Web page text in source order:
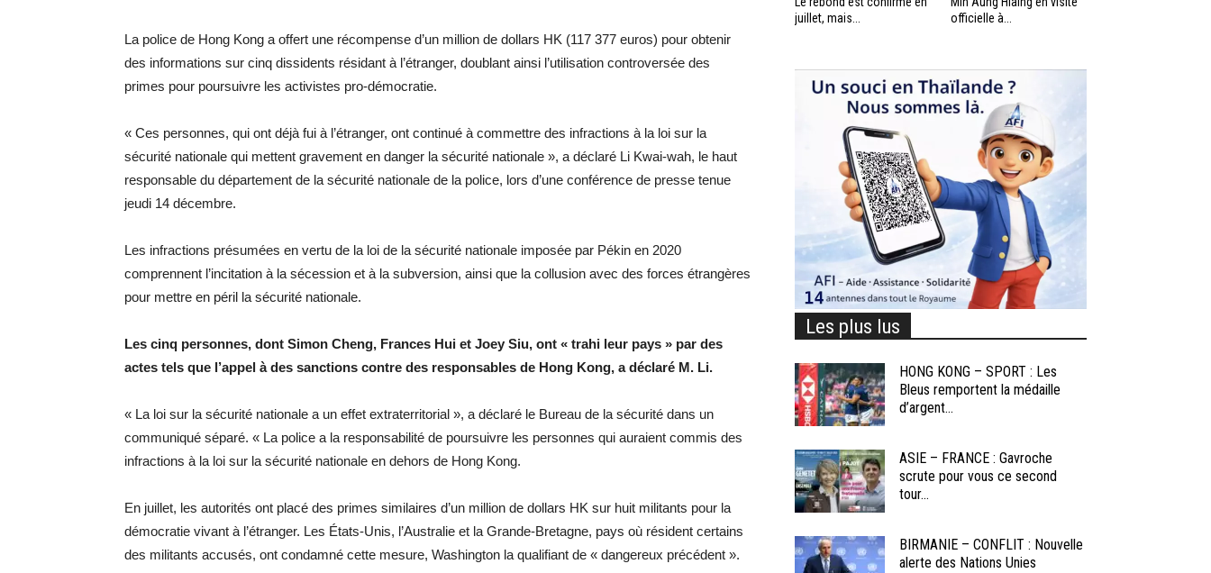
La police de Hong Kong a offert une récompense d’un million de dollars HK (117 377 euros) pour obtenir
des informations sur cinq dissidents résidant à l’étranger, doublant ainsi l’utilisation controversée des
primes pour poursuivre les activistes pro-démocratie.
« Ces personnes, qui ont déjà fui à l’étranger, ont continué à commettre des infractions à la loi sur la
sécurité nationale qui mettent gravement en danger la sécurité nationale », a déclaré Li Kwai-wah, le haut
responsable du département de la sécurité nationale de la police, lors d’une conférence de presse tenue
jeudi 14 décembre.
Les infractions présumées en vertu de la loi de la sécurité nationale imposée par Pékin en 2020
comprennent l’incitation à la sécession et à la subversion, ainsi que la collusion avec des forces étrangères
pour mettre en péril la sécurité nationale.
Les cinq personnes, dont Simon Cheng, Frances Hui et Joey Siu, ont « trahi leur pays » par des
actes tels que l’appel à des sanctions contre des responsables de Hong Kong, a déclaré M. Li.
« La loi sur la sécurité nationale a un effet extraterritorial », a déclaré le Bureau de la sécurité dans un
communiqué séparé. « La police a la responsabilité de poursuivre les personnes qui auraient commis des
infractions à la loi sur la sécurité nationale en dehors de Hong Kong.
En juillet, les autorités ont placé des primes similaires d’un million de dollars HK sur huit militants pour la
démocratie vivant à l’étranger. Les États-Unis, l’Australie et la Grande-Bretagne, pays où résident certains
des militants accusés, ont condamné cette mesure, Washington la qualifiant de « dangereux précédent ».
juillet, mais...
officielle à...
Les plus lus
HONG KONG – SPORT : Les
Bleus remportent la médaille
d’argent...
ASIE – FRANCE : Gavroche
scrute pour vous ce second
tour...
BIRMANIE – CONFLIT : Nouvelle
alerte des Nations Unies